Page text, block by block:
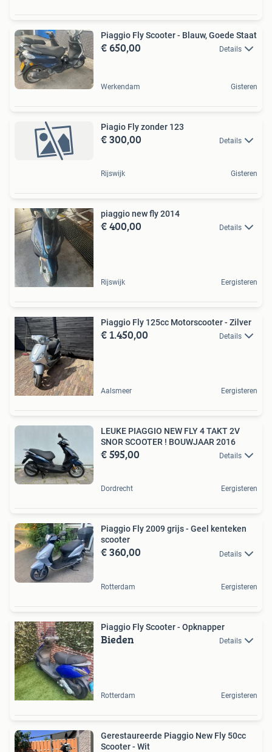
Piaggio Fly Scooter - Blauw, Goede Staat
€ 650,00 Details
Werkendam Gisteren
Piagio Fly zonder 123
€ 300,00 Details
Rijswijk Gisteren
piaggio new fly 2014
€ 400,00 Details
Rijswijk Eergisteren
Piaggio Fly 125cc Motorscooter - Zilver
€ 1.450,00 Details
Aalsmeer Eergisteren
LEUKE PIAGGIO NEW FLY 4 TAKT 2V
SNOR SCOOTER ! BOUWJAAR 2016
€ 595,00 Details
Dordrecht Eergisteren
Piaggio Fly 2009 grijs - Geel kenteken
scooter
€ 360,00 Details
Rotterdam Eergisteren
Piaggio Fly Scooter - Opknapper
Bieden Details
Rotterdam Eergisteren
Gerestaureerde Piaggio New Fly 50cc
Scooter - Wit